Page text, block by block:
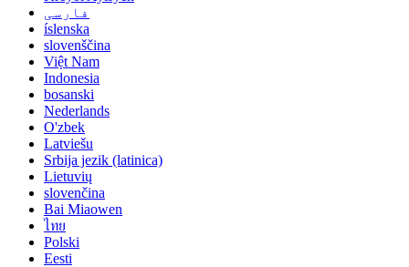
فارسی
íslenska
slovenščina
Việt Nam
Indonesia
bosanski
Nederlands
O'zbek
Latviešu
Srbija jezik (latinica)
Lietuvių
slovenčina
Bai Miaowen
ไทย
Polski
Eesti